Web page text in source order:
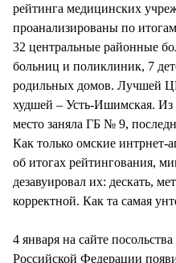
рейтинга медицинских
проанализированы по
32 центральные районные
больниц и поликлиник, 7
родильных домов. Лучшей
худшей – Усть-Ишимская. Из
место заняла ГБ № 9,
Как только омские интрнет-
об итогах рейтингования,
дезавуировал их: дескать,
корректной. Как та самая
4 января на сайте
Российской Федерации